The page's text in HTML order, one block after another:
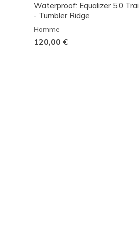
Waterproof: Equalizer 5.0
- Tumbler Ridge
Homme
120,00 €